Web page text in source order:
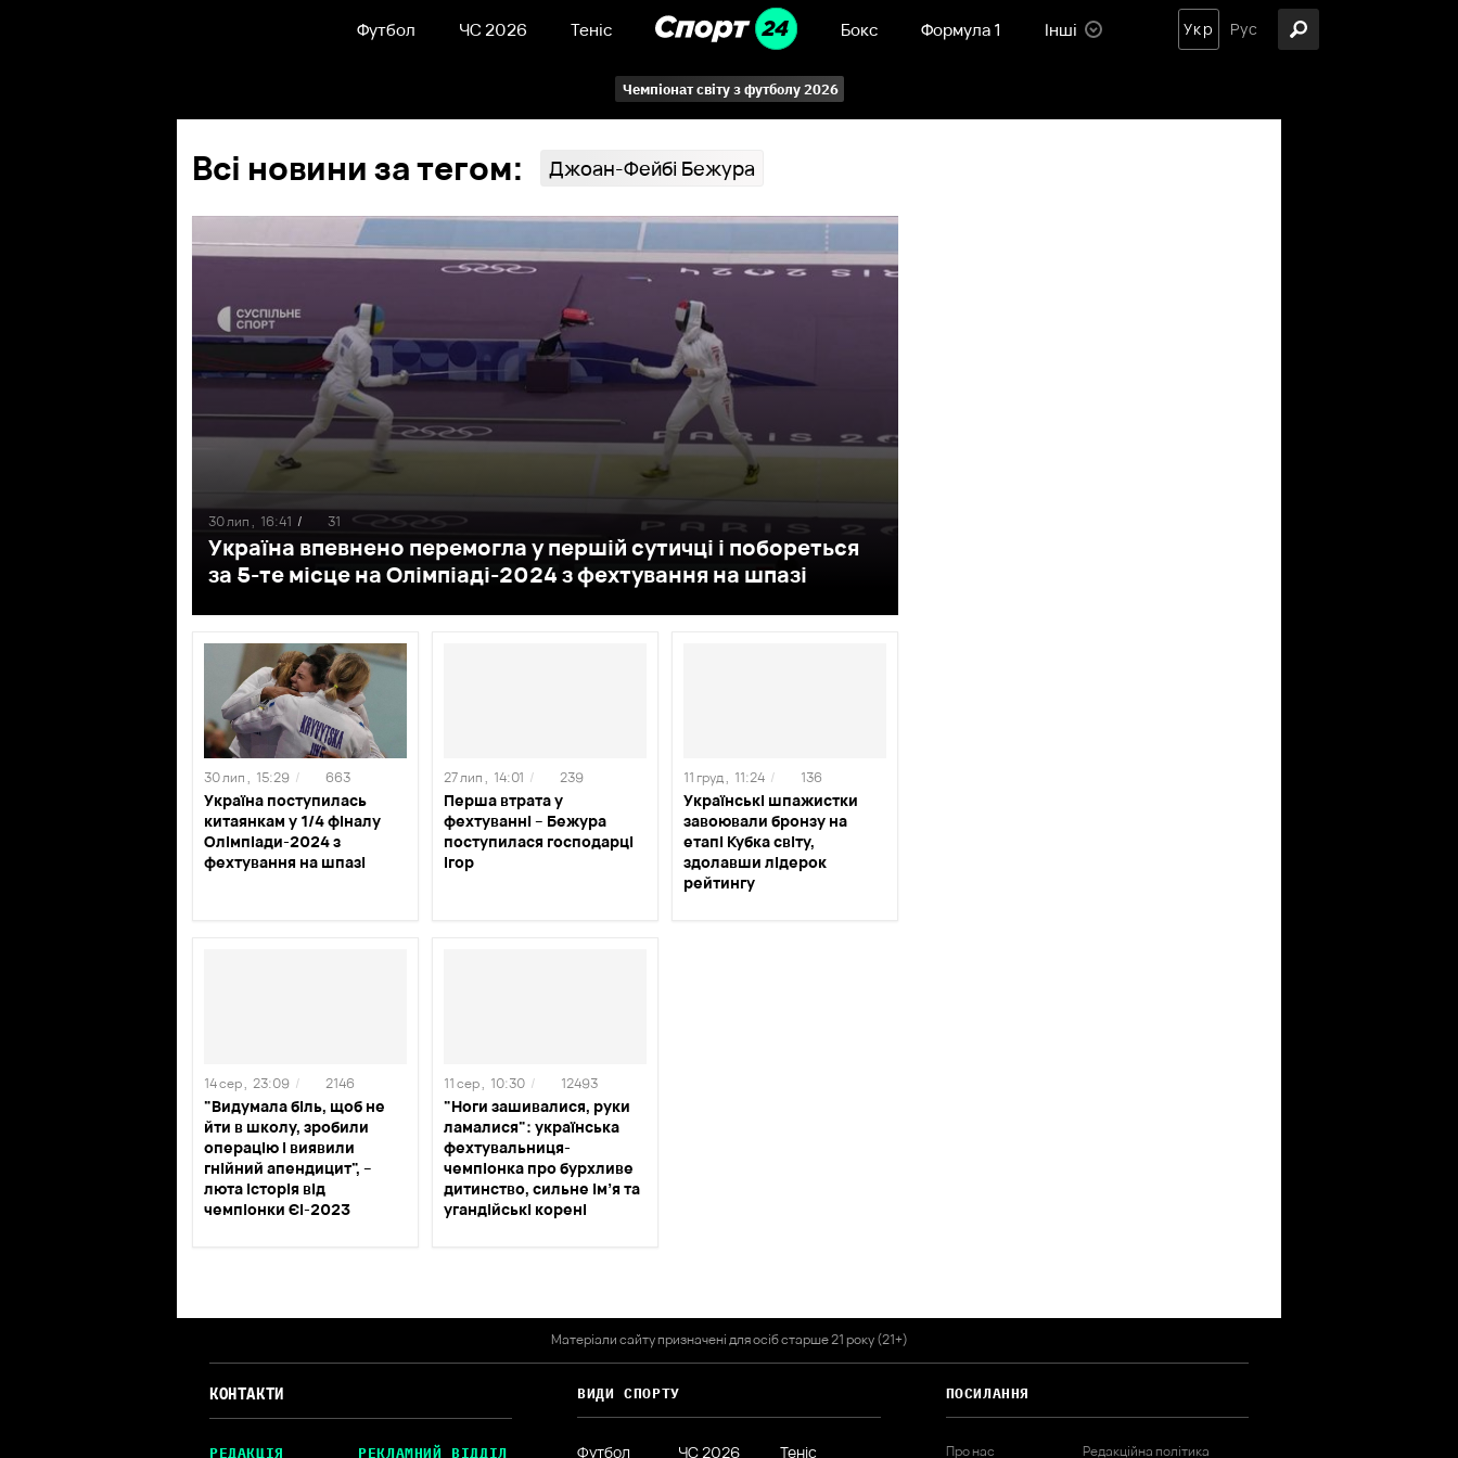
Футбол ЧС 2026 Теніс Бокс Формула 1 Інші Укр Рус
Чемпіонат світу з футболу 2026
Всі новини за тегом: Джоан-Фейбі Бежура
Україна впевнено перемогла у першій сутичці і побореться
за 5-те місце на Олімпіаді-2024 з фехтування на шпазі
30 лип , 16:41 / 31
Україна поступилась
китаянкам у 1/4 фіналу
Олімпіади-2024 з
фехтування на шпазі
30 лип , 15:29 / 663
Перша втрата у
фехтуванні – Бежура
поступилася господарці
Ігор
27 лип , 14:01 / 239
Українські шпажистки
завоювали бронзу на
етапі Кубка світу,
здолавши лідерок
рейтингу
11 груд , 11:24 / 136
"Видумала біль, щоб не
йти в школу, зробили
операцію і виявили
гнійний апендицит", –
люта історія від
чемпіонки ЄІ-2023
14 сер , 23:09 / 2146
"Ноги зашивалися, руки
ламалися": українська
фехтувальниця-
чемпіонка про бурхливе
дитинство, сильне ім’я та
угандійські корені
11 сер , 10:30 / 12493
Матеріали сайту призначені для осіб старше 21 року (21+)
КОНТАКТИ
РЕДАКЦІЯ РЕКЛАМНИЙ ВІДДІЛ
ВИДИ СПОРТУ
Футбол ЧС 2026 Теніс
ПОСИЛАННЯ
Про нас Редакційна політика